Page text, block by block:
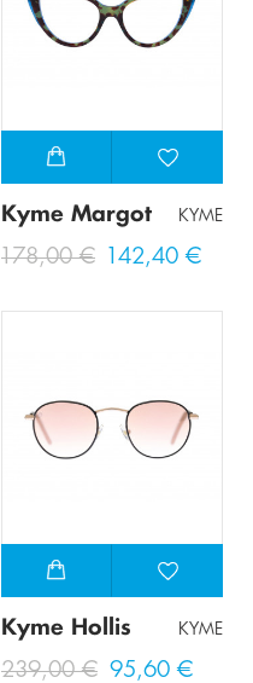
Kyme Margot KYME
178,00 € 142,40 €
Kyme Hollis KYME
239,00 € 95,60 €